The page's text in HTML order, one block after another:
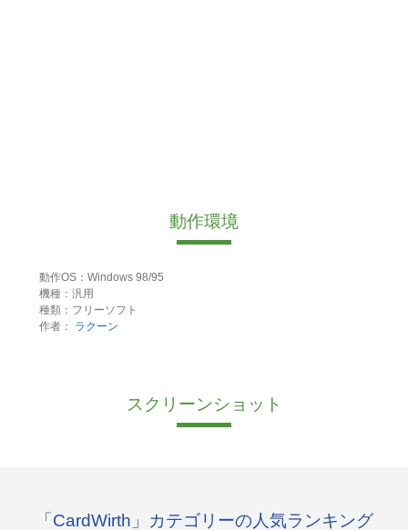
動作環境
動作OS：Windows 98/95
機種：汎用
種類：フリーソフト
作者：
ラクーン
スクリーンショット
「CardWirth」カテゴリーの人気ランキング